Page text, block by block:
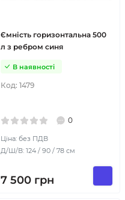
Ємність горизонтальна 500
л з ребром синя
Код: 1479
В наявності
0
Ціна: без ПДВ
Д/Ш/В: 124 / 90 / 78 см
7 500 грн